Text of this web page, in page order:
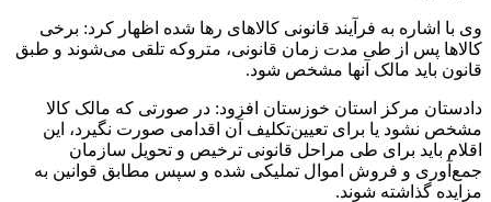
وی با اشاره به فرآیند قانونی کالاهای رها شده اظهار کرد: برخی
کالاها پس از طی مدت زمان قانونی، متروکه تلقی می‌شوند و طبق
قانون باید مالک آنها مشخص شود.
دادستان مرکز استان خوزستان افزود: در صورتی که مالک کالا
مشخص نشود یا برای تعیین‌تکلیف آن اقدامی صورت نگیرد، این
اقلام باید برای طی مراحل قانونی ترخیص و تحویل سازمان
جمع‌آوری و فروش اموال تملیکی شده و سپس مطابق قوانین به
مزایده گذاشته شوند.